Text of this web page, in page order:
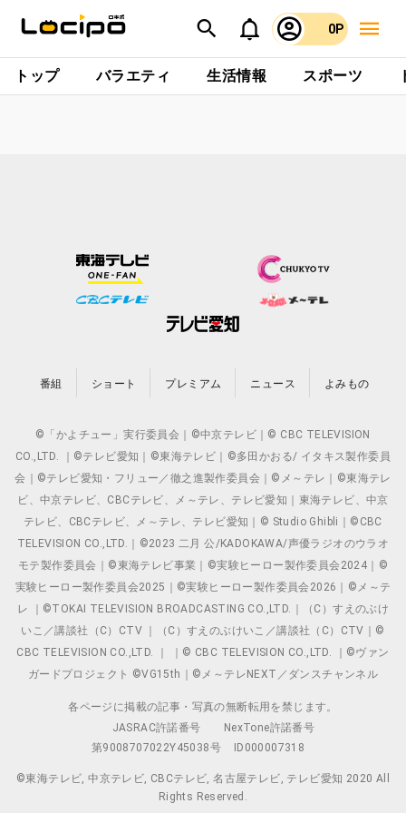
0P
トップ バラエティ 生活情報 スポーツ
番組 ショート プレミアム ニュース よみもの
©「かよチュー」実行委員会｜©中京テレビ｜© CBC TELEVISION
CO.,LTD. ｜©テレビ愛知｜©東海テレビ｜©多田かおる/ イタキス製作委員
会｜©テレビ愛知・フリュー／徹之進製作委員会｜©メ～テレ｜©東海テレ
ビ、中京テレビ、CBCテレビ、メ～テレ、テレビ愛知｜東海テレビ、中京
テレビ、CBCテレビ、メ～テレ、テレビ愛知｜© Studio Ghibli｜©CBC
TELEVISION CO.,LTD.｜©2023 二月 公/KADOKAWA/声優ラジオのウラオ
モテ製作委員会｜©東海テレビ事業｜©実験ヒーロー製作委員会2024｜©
実験ヒーロー製作委員会2025｜©実験ヒーロー製作委員会2026｜©メ～テ
レ ｜©TOKAI TELEVISION BROADCASTING CO.,LTD.｜（C）すえのぶけ
いこ／講談社（C）CTV ｜（C）すえのぶけいこ／講談社（C）CTV｜©
CBC TELEVISION CO.,LTD. ｜ ｜© CBC TELEVISION CO.,LTD. ｜©ヴァン
ガードプロジェクト ©VG15th｜©メ～テレNEXT／ダンスチャンネル
各ページに掲載の記事・写真の無断転用を禁じます。
JASRAC許諾番号
NexTone許諾番号
第9008707022Y45038号
ID000007318
©東海テレビ, 中京テレビ, CBCテレビ, 名古屋テレビ, テレビ愛知 2020 All
Rights Reserved.